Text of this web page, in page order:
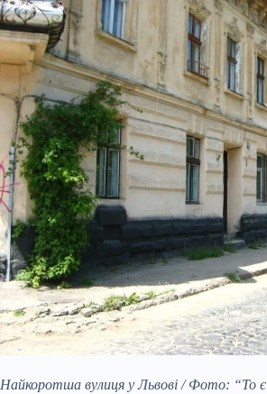
Найкоротша вулиця у Львові / Фото: “То є